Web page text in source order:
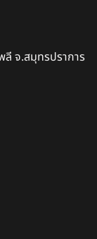
ลี จ.สมุทรปราการ